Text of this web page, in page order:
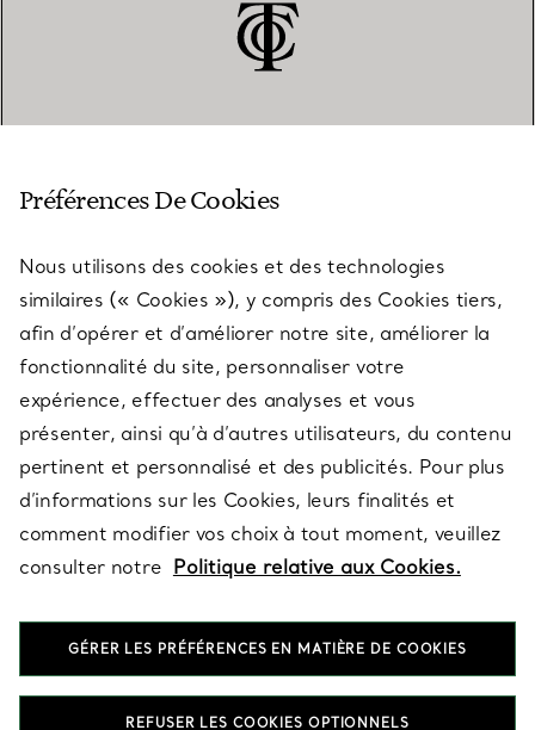
SERVICES
À PROPOS
QUESTIONS LÉGALES
SUIVEZ-NOUS
Préférences De Cookies
Nous utilisons des cookies et des technologies
similaires (« Cookies »), y compris des Cookies tiers,
afin d’opérer et d’améliorer notre site, améliorer la
fonctionnalité du site, personnaliser votre
expérience, effectuer des analyses et vous
présenter, ainsi qu’à d’autres utilisateurs, du contenu
pertinent et personnalisé et des publicités. Pour plus
d’informations sur les Cookies, leurs finalités et
comment modifier vos choix à tout moment, veuillez
consulter notre Politique relative aux Cookies.
GÉRER LES PRÉFÉRENCES EN MATIÈRE DE COOKIES
REFUSER LES COOKIES OPTIONNELS